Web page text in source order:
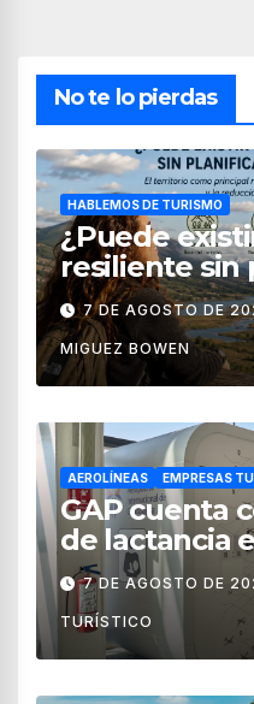
No te lo pierdas
HABLEMOS DE TURISMO
¿Puede
resiliente sin
territorial?
7 DE AGOSTO DE
MIGUEZ BOWEN
AEROLÍNEAS EMPRESAS
GAP cuenta
de lactancia
de México
7 DE AGOSTO DE
TURÍSTICO